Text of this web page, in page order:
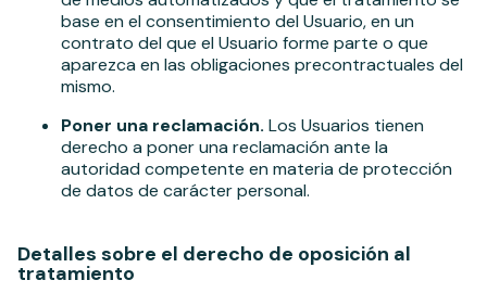
base en el consentimiento del Usuario, en un
contrato del que el Usuario forme parte o que
aparezca en las obligaciones precontractuales del
mismo.
Poner una reclamación. Los Usuarios tienen
derecho a poner una reclamación ante la
autoridad competente en materia de protección
de datos de carácter personal.
Detalles sobre el derecho de oposición al
tratamiento